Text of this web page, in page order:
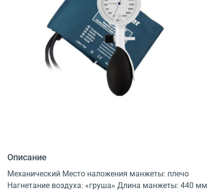
Описание
Механический Место наложения манжеты: плечо
Нагнетание воздуха: «груша» Длина манжеты: 440 мм